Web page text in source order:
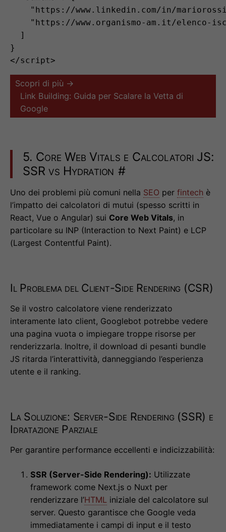
"https://www.linkedin.com/in/
"https://www.organismo-am.it/elenco-
  ]
}
Scopri di più →
Link Building: Guida per Scalare la Vetta di
Google
5. Core Web Vitals e Calcolatori JS:
SSR vs Hydration #
Uno dei problemi più comuni nella SEO per fintech è
l’impatto dei calcolatori di mutui (spesso scritti in
React, Vue o Angular) sui Core Web Vitals, in
particolare su INP (Interaction to Next Paint) e LCP
(Largest Contentful Paint).
Il Problema del Client-Side Rendering (CSR)
Se il vostro calcolatore viene renderizzato
interamente lato client, Googlebot potrebbe vedere
una pagina vuota o impiegare troppe risorse per
renderizzarla. Inoltre, il download di pesanti bundle
JS ritarda l’interattività, danneggiando l’esperienza
utente e il ranking.
La Soluzione: Server-Side Rendering (SSR) e
Idratazione Parziale
Per garantire performance eccellenti e indicizzabilità:
SSR (Server-Side Rendering): Utilizzate
framework come Next.js o Nuxt per
renderizzare l’HTML iniziale del calcolatore sul
server. Questo garantisce che Google veda
immediatamente i campi di input e il testo